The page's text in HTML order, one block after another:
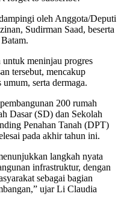
oleh Anggota/Deputi
Sudirman Saad, beserta
meninjau progres
tersebut, mencakup
serta dermaga.
200 rumah
Dasar (SD) dan Sekolah
Penahan Tanah (DPT)
pada akhir tahun ini.
langkah nyata
infrastruktur, dengan
sebagai bagian
ujar Li Claudia